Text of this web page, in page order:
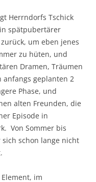
Herrndorfs Tschick
spätpubertärer
um eben jenes
zu hüten, und
Dramen, Träumen
geplanten 2
Phase, und
alten Freunden, die
Episode in
Von Sommer bis
schon lange nicht
im